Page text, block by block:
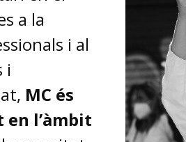
a la
i al
i
MC és
l’àmbit